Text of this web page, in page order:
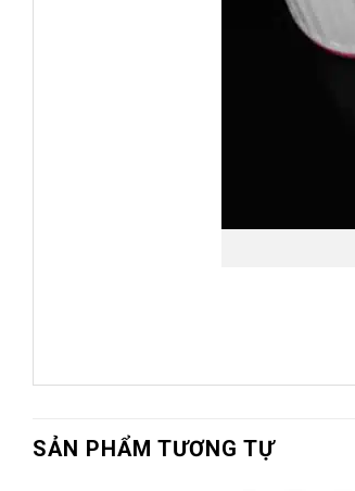
SẢN PHẨM TƯƠNG TỰ